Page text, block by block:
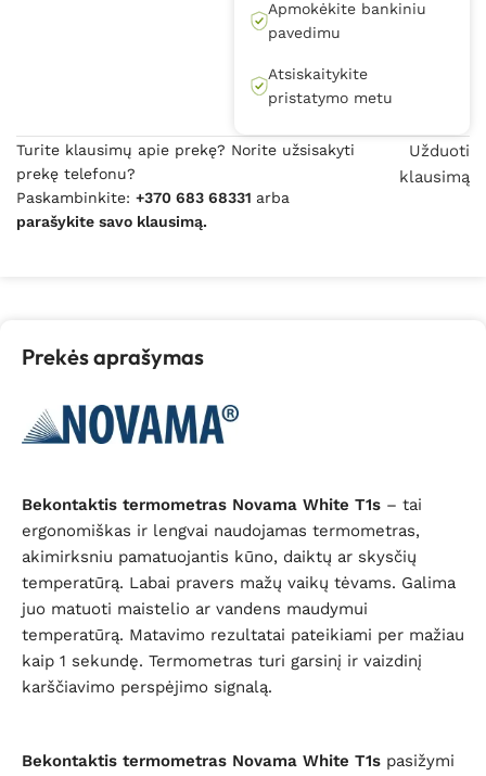
Apmokėkite bankiniu
pavedimu
Atsiskaitykite
pristatymo metu
Turite klausimų apie prekę? Norite užsisakyti
prekę telefonu?
Paskambinkite: +370 683 68331 arba
parašykite savo klausimą.
Užduoti
klausimą
Prekės aprašymas
Bekontaktis termometras Novama White T1s – tai
ergonomiškas ir lengvai naudojamas termometras,
akimirksniu pamatuojantis kūno, daiktų ar skysčių
temperatūrą. Labai pravers mažų vaikų tėvams. Galima
juo matuoti maistelio ar vandens maudymui
temperatūrą. Matavimo rezultatai pateikiami per mažiau
kaip 1 sekundę. Termometras turi garsinį ir vaizdinį
karščiavimo perspėjimo signalą.
Bekontaktis termometras Novama White T1s pasižymi